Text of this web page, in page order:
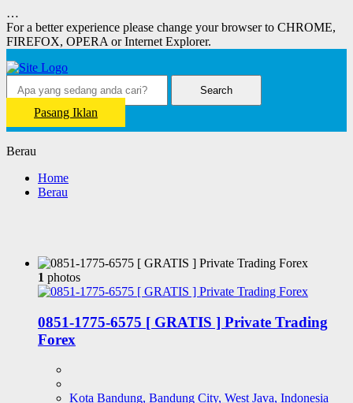
…
For a better experience please change your browser to CHROME,
FIREFOX, OPERA or Internet Explorer.
Search
Pasang Iklan
Berau
Home
Berau
1 photos
0851-1775-6575 [ GRATIS ] Private Trading
Forex
Kota Bandung, Bandung City, West Java, Indonesia